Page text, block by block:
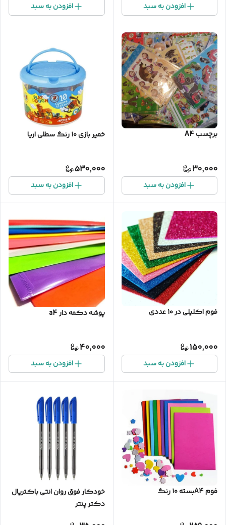
افزودن به سبد افزودن به سبد
برچسب A4
30,000
افزودن به سبد
خمیر بازی ۱۰ رنگ سطلی اریا
530,000
افزودن به سبد
فوم اکلیلی در ۱۰ عددی
150,000
افزودن به سبد
پوشه دکمه دار a4
40,000
افزودن به سبد
فوم A4بسته ۱۰ رنگ
خودکار فوق روان انتی باکتریال
دکتر پنتر